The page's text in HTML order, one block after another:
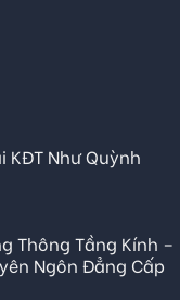
KĐT Như Quỳnh
Thông Tầng Kính –
Ngôn Đẳng Cấp